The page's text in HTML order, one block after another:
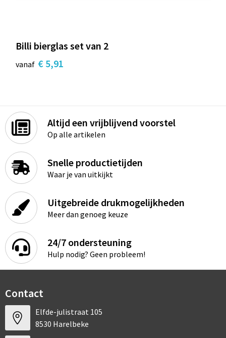
Billi bierglas set van 2
vanaf € 5,91
Altijd een vrijblijvend voorstel
Op alle artikelen
Snelle productietijden
Waar je van uitkijkt
Uitgebreide drukmogelijkheden
Meer dan genoeg keuze
24/7 ondersteuning
Hulp nodig? Geen probleem!
Contact
Elfde-julistraat 105
8530 Harelbeke